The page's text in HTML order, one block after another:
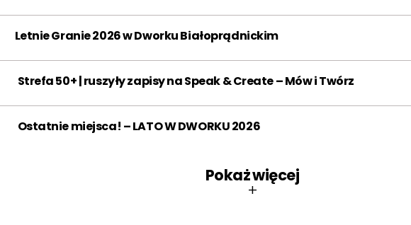
KWI MAJ
LIP SIE WRZ
Letnie Granie 2026 w Dworku Białoprądnickim
Strefa 50+ | ruszyły zapisy na Speak & Create – Mów i Twórz
Ostatnie miejsca! – LATO W DWORKU 2026
Pokaż więcej
+